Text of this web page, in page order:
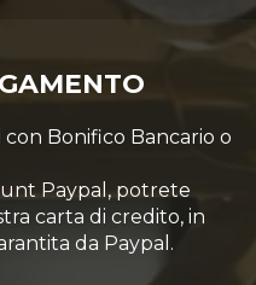
Bonifico Bancario o
Paypal, potrete
carta di credito, in
da Paypal.